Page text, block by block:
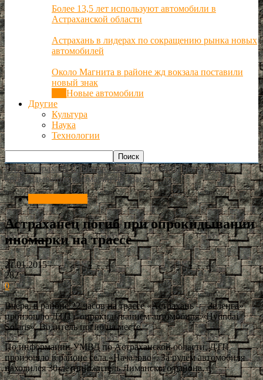
Более 13,5 лет используют автомобили в
Астраханской области
Астрахань в лидерах по сокращению рынка новых
автомобилей
Около Магнита в районе жд вокзала поставили
новый знак
Новые автомобили
Другие
Культура
Наука
Технологии
РИА Астрахань Происшествия Астраханец погиб при
опрокидывании иномарки на трассе
Астраханец погиб при опрокидывании
иномарки на трассе
21.01.2015
282
0
Вчера, в районе 22 часов на трассе «Астрахань — Зеленга»
произошло ДТП с опрокидыванием автомобиля «Hyundai
Solaris». Водитель погиб на месте.
По информации УМВД по Астраханской области, ДТП
произошло в районе села «Началово». За рулём автомобиля
находился 30-летний житель Лиманского района.